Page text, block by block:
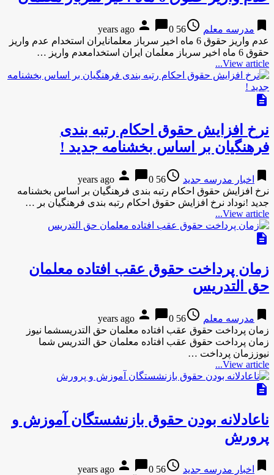
bookmark مدرسه معلم access_time
56 years ago
person chat_bubble0
عدم واریز حقوق 6 ماه اخیر سرباز معلمانایران استخدام عدم واریز
حقوق 6 ماه اخیر سرباز معلمان ایران استخدامعدم واریز …
View article...
description
نرخ افزایش حقوق احکام رتبه بندی
فرهنگیان بر اساس بخشنامه جدید !
bookmark اخبار مدرسه جدید access_time
56 years ago
person chat_bubble0
نرخ افزایش حقوق احکام رتبه بندی فرهنگیان بر اساس بخشنامه
جدید !نوداد نرخ افزایش حقوق احکام رتبه بندی فرهنگیان بر …
View article...
description
زمان پرداخت حقوق عقب افتاده معلمان
حق التدریس
bookmark مدرسه معلم access_time
56 years ago
person chat_bubble0
زمان پرداخت حقوق عقب افتاده معلمان حق التدریسشما نیوز
زمان پرداخت حقوق عقب افتاده معلمان حق التدریس شما
نیوززمان پرداخت …
View article...
description
ناعادلانه بودن حقوق بازنشستگان آموزش و
پرورش
bookmark اخبار مدرسه جدید access_time
56 years ago
person chat_bubble0